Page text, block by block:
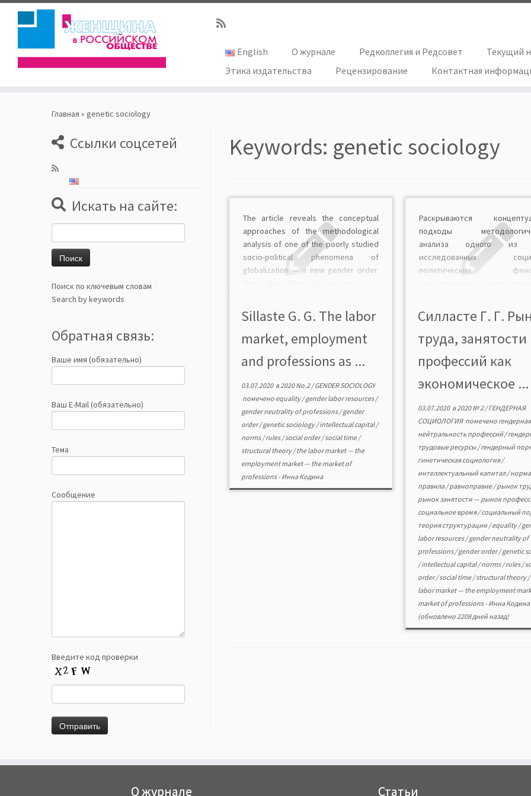
English О журнале Редколлегия и Редсовет Текущий
Этика издательства
Рецензирование Контактная
Главная » genetic sociology
Ссылки соцсетей
Искать на сайте:
Поиск по ключевым словам
Search by keywords
Обратная связь:
Ваше имя (обязательно)
Ваш E-Mail (обязательно)
Тема
Сообщение
Введите код проверки
Keywords: genetic sociology
The article reveals the conceptual
approaches of the methodological
analysis of one of the poorly studied
socio-political phenomena of
globalization — a new gender order.
of social time and integrative
conceptual interaction with theories
of structure and social order. […]
Sillaste G. G. The labor
market, employment
and professions as ...
03.07.2020в2020 No.2/GENDER SOCIOLOGY
помечено equality/gender labor resources/
gender neutrality of professions/gender
order/genetic sociology/intellectual capital/
norms/rules/social order/social time/
structural theory/the labor market — the
employment market — the market of
professions- Инна Кодина
Раскрываются
подходы
анализа одного из
исследованных
политических
концепция его
развития, основанная на
социального
интегративном
взаимодействии с
порядка. Анализируются
гендерного порядка
нормами на примере […]
Силласте Г. Г.
труда, занятости
профессий как
экономическое ...
03.07.2020в2020 № 2/ГЕНДЕРНАЯ
СОЦИОЛОГИЯ помечено гендерная
нейтральность профессий/
трудовые ресурсы/гендерный
гинетическая социология/
интеллектуальный капитал/норма
правила/равноправие/рынок
рынок занятости — рынок
социальное время/социальный
теория структурации /equality/
labor resources/gender neutrality of
professions/gender order/genetic
/intellectual capital/norms/rules/
order/social time/structural theory/
labor market — the employment
market of professions- Инна Кодина
(обновлено 2208 дней назад)
О журнале Статьи